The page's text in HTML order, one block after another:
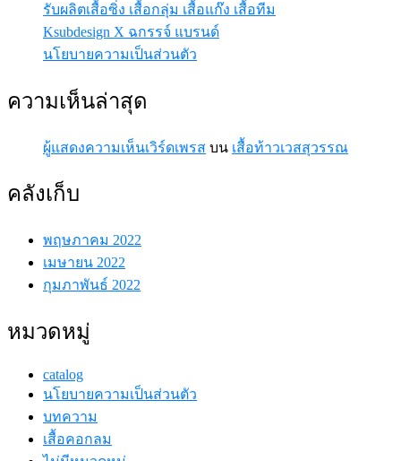
รับผลิตเสื้อซิ่ง เสื้อกลุ่ม เสื้อแก๊ง เสื้อทีม
Ksubdesign X ฉกรรจ์ แบรนด์
นโยบายความเป็นส่วนตัว
ความเห็นล่าสุด
ผู้แสดงความเห็นเวิร์ดเพรส บน เสื้อท้าวเวสสุวรรณ
คลังเก็บ
พฤษภาคม 2022
เมษายน 2022
กุมภาพันธ์ 2022
หมวดหมู่
catalog
นโยบายความเป็นส่วนตัว
บทความ
เสื้อคอกลม